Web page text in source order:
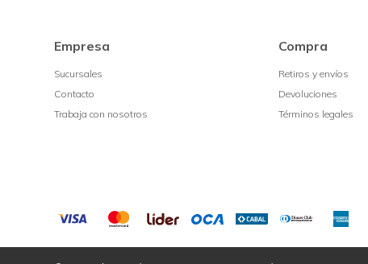
Empresa
Sucursales
Contacto
Trabaja con nosotros
Compra
Retiros y envíos
Devoluciones
Términos legales